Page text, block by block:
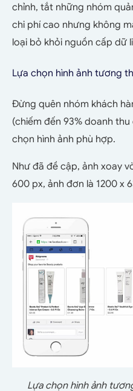
chỉnh, tắt những nhóm
chi phí cao nhưng không
loại bỏ khỏi nguồn cấp dữ
Lựa chọn hình ảnh tương
Đừng quên nhóm khách
(chiếm đến 93% doanh
chọn hình ảnh phù hợp.
Như đã đề cập, ảnh xoay
600 px, ảnh đơn là 1200 x
Lựa chọn hình ảnh